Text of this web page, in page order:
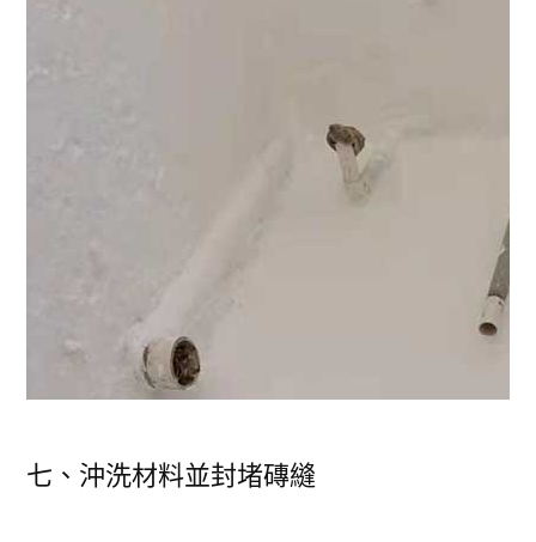
七、沖洗材料並封堵磚縫